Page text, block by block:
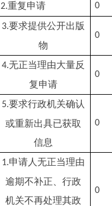
2.重复申请 0
3.要求提供公开出版
物
0
4.无正当理由大量反
复申请
0
5.要求行政机关确认
或重新出具已获取
信息
0
1.申请人无正当理由
逾期不补正、行政
机关不再处理其政
0